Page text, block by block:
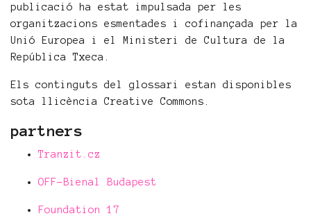
publicació ha estat impulsada per les
organitzacions esmentades i cofinançada per la
Unió Europea i el Ministeri de Cultura de la
República Txeca.
Els continguts del glossari estan disponibles
sota llicència Creative Commons.
partners
Tranzit.cz
OFF-Bienal Budapest
Foundation 17